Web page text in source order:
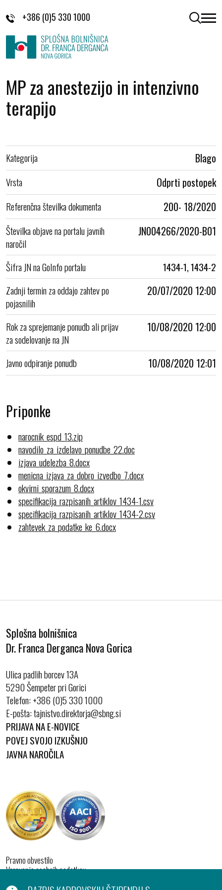
+386 (0)5 330 1000 odpri
MP za anestezijo in intenzivno
terapijo
Kategorija Blago
Vrsta Odprti postopek
Referenčna številka dokumenta 200- 18/2020
Številka objave na portalu javnih
naročil
JN004266/2020-B01
Šifra JN na GoInfo portalu
1434-1, 1434-2
Zadnji termin za oddajo zahtev po
pojasnilih
20/07/2020 12:00
Rok za sprejemanje ponudb ali prijav
za sodelovanje na JN
10/08/2020 12:00
Javno odpiranje ponudb 10/08/2020 12:01
Priponke
narocnik_espd_13.zip
navodilo_za_izdelavo_ponudbe_22.doc
izjava_udelezba_8.docx
menicna_izjava_za_dobro_izvedbo_7.docx
okvirni_sporazum_8.docx
specifikacija_razpisanih_artiklov_1434-1.csv
specifikacija_razpisanih_artiklov_1434-2.csv
zahtevek_za_podatke_ke_6.docx
Splošna bolnišnica
Dr. Franca Derganca Nova Gorica
Ulica padlih borcev 13A
5290 Šempeter pri Gorici
Telefon:+386 (0)5 330 1000
E-pošta:
PRIJAVA NA E-NOVICE
POVEJ SVOJO IZKUŠNJO
JAVNA NAROČILA
Pravno obvestilo
Varovanje osebnih podatkov